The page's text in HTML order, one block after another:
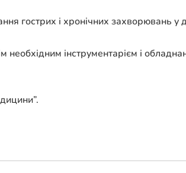
гострих і хронічних захворювань у
інструментарієм і